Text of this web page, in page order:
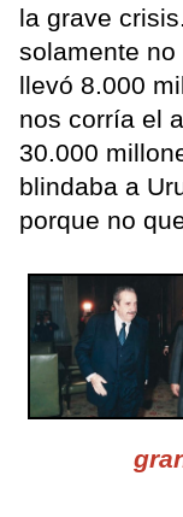
la grave
solamente
llevó 8.000
nos corría el
30.000
blindaba a
porque no